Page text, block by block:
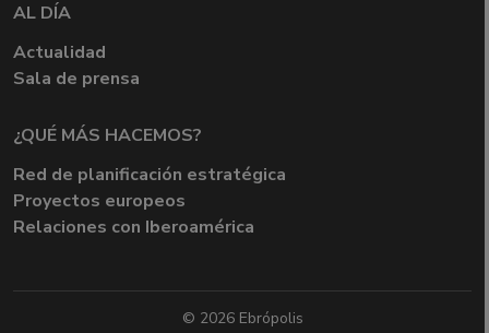
AL DÍA
Actualidad
Sala de prensa
¿QUÉ MÁS HACEMOS?
Red de planificación estratégica
Proyectos europeos
Relaciones con Iberoamérica
© 2026 Ebrópolis